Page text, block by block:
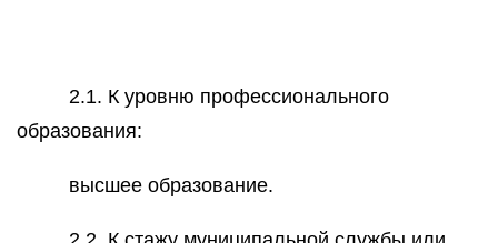
2.1. К уровню профессионального
образования:
высшее образование.